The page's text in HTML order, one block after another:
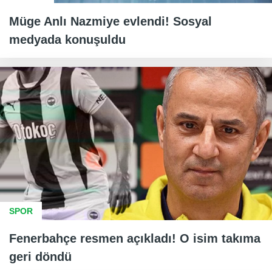
Müge Anlı Nazmiye evlendi! Sosyal
medyada konuşuldu
SPOR
Fenerbahçe resmen açıkladı! O isim takıma
geri döndü